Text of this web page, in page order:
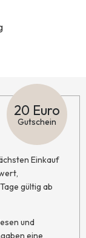
20 Euro
Gutschein
Einkauf
gültig ab
und
eine